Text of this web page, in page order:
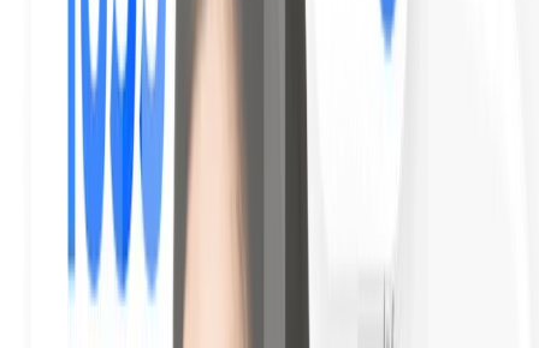
Lettura obbligatoria all'apertura